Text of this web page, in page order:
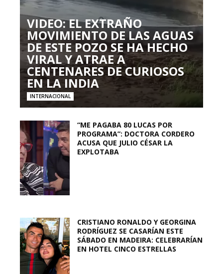
VIDEO: EL EXTRAÑO
MOVIMIENTO DE LAS AGUAS
DE ESTE POZO SE HA HECHO
VIRAL Y ATRAE A
CENTENARES DE CURIOSOS
EN LA INDIA
INTERNACIONAL
“ME PAGABA 80 LUCAS POR
PROGRAMA”: DOCTORA CORDERO
ACUSA QUE JULIO CÉSAR LA
EXPLOTABA
CRISTIANO RONALDO Y GEORGINA
RODRÍGUEZ SE CASARÍAN ESTE
SÁBADO EN MADEIRA: CELEBRARÍAN
EN HOTEL CINCO ESTRELLAS